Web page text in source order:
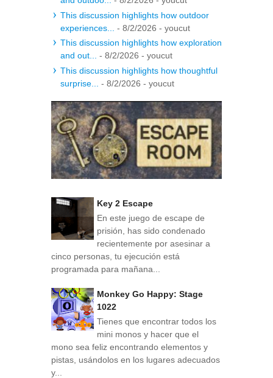
This discussion highlights how outdoor
experiences...
- 8/2/2026 - youcut
This discussion highlights how exploration
and out...
- 8/2/2026 - youcut
This discussion highlights how thoughtful
surprise...
- 8/2/2026 - youcut
Key 2 Escape
En este juego de escape de
prisión, has sido condenado
recientemente por asesinar a
cinco personas, tu ejecución está
programada para mañana...
Monkey Go Happy: Stage
1022
Tienes que encontrar todos los
mini monos y hacer que el
mono sea feliz encontrando elementos y
pistas, usándolos en los lugares adecuados
y...